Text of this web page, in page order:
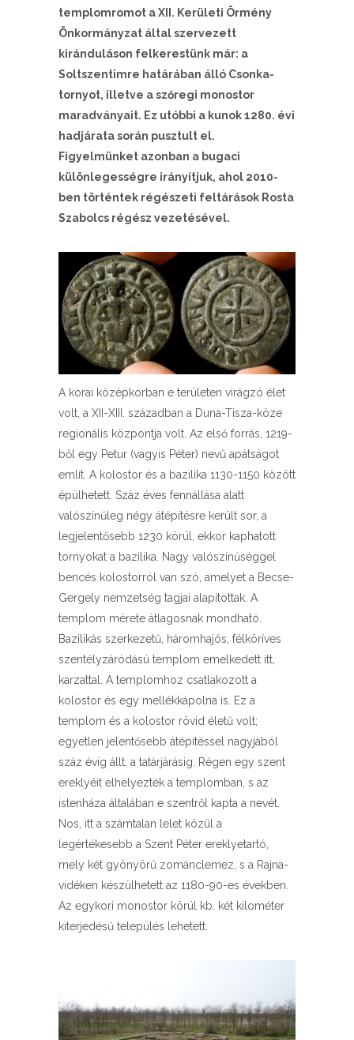
templomromot a XII. Kerületi Örmény
Önkormányzat által szervezett
kiránduláson felkerestünk már: a
Soltszentimre határában álló Csonka-
tornyot, illetve a szőregi monostor
maradványait. Ez utóbbi a kunok 1280. évi
hadjárata során pusztult el.
Figyelmünket azonban a bugaci
különlegességre irányítjuk, ahol 2010-
ben történtek régészeti feltárások Rosta
Szabolcs régész vezetésével.
A korai középkorban e területen virágzó élet
volt, a XII-XIII. században a Duna-Tisza-köze
regionális központja volt. Az első forrás, 1219-
ből egy Petur (vagyis Péter) nevű apátságot
említ. A kolostor és a bazilika 1130-1150 között
épülhetett. Száz éves fennállása alatt
valószínűleg négy átépítésre került sor, a
legjelentősebb 1230 körül, ekkor kaphatott
tornyokat a bazilika. Nagy valószínűséggel
bencés kolostorról van szó, amelyet a Becse-
Gergely nemzetség tagjai alapítottak. A
templom mérete átlagosnak mondható.
Bazilikás szerkezetű, háromhajós, félköríves
szentélyzáródású templom emelkedett itt,
karzattal. A templomhoz csatlakozott a
kolostor és egy mellékkápolna is. Ez a
templom és a kolostor rövid életű volt;
egyetlen jelentősebb átépítéssel nagyjából
száz évig állt, a tatárjárásig. Régen egy szent
ereklyéit elhelyezték a templomban, s az
istenháza általában e szentről kapta a nevét.
Nos, itt a számtalan lelet közül a
legértékesebb a Szent Péter ereklyetartó,
mely két gyönyörű zománclemez, s a Rajna-
vidéken készülhetett az 1180-90-es években.
Az egykori monostor körül kb. két kilométer
kiterjedésű település lehetett.